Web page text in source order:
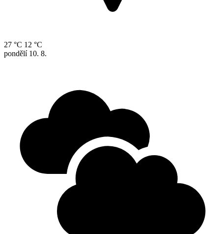
27 °C 12 °C
pondělí 10. 8.